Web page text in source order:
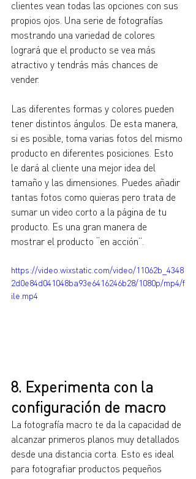
clientes vean todas las opciones con sus
propios ojos. Una serie de fotografías
mostrando una variedad de colores
logrará que el producto se vea más
atractivo y tendrás más chances de
vender.
Las diferentes formas y colores pueden
tener distintos ángulos. De esta manera,
si es posible, toma varias fotos del mismo
producto en diferentes posiciones. Esto
le dará al cliente una mejor idea del
tamaño y las dimensiones. Puedes añadir
tantas fotos como quieras pero trata de
sumar un video corto a la página de tu
producto. Es una gran manera de
mostrar el producto “en acción”.
https://video.wixstatic.com/video/11062b_4348
2d0e84d041048ba93e6416246b28/1080p/mp4/f
ile.mp4
8. Experimenta con la
configuración de macro
La fotografía macro te da la capacidad de
alcanzar primeros planos muy detallados
desde una distancia corta. Esto es ideal
para fotografiar productos pequeños